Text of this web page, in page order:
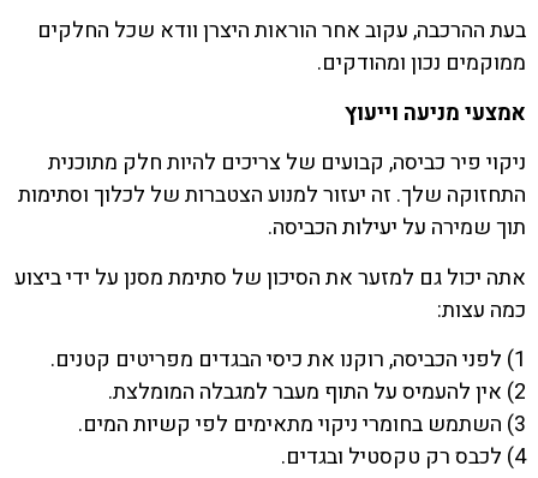
בעת ההרכבה, עקוב אחר הוראות היצרן וודא שכל החלקים
ממוקמים נכון ומהודקים.
אמצעי מניעה וייעוץ
ניקוי פיר כביסה, קבועים של צריכים להיות חלק מתוכנית
התחזוקה שלך. זה יעזור למנוע הצטברות של לכלוך וסתימות
תוך שמירה על יעילות הכביסה.
אתה יכול גם למזער את הסיכון של סתימת מסנן על ידי ביצוע
כמה עצות:
1) לפני הכביסה, רוקנו את כיסי הבגדים מפריטים קטנים.
2) אין להעמיס על התוף מעבר למגבלה המומלצת.
3) השתמש בחומרי ניקוי מתאימים לפי קשיות המים.
4) לכבס רק טקסטיל ובגדים.